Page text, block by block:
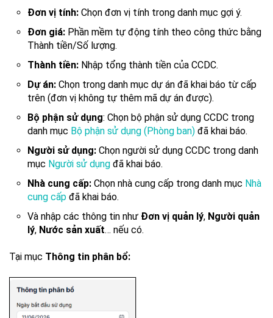
Đơn vị tính: Chọn đơn vị tính trong danh mục gợi ý.
Đơn giá: Phần mềm tự động tính theo công thức bằng
Thành tiền/Số lượng.
Thành tiền: Nhập tổng thành tiền của CCDC.
Dự án: Chọn trong danh mục dự án đã khai báo từ cấp
trên (đơn vị không tự thêm mã dự án được).
Bộ phận sử dụng: Chọn bộ phận sử dụng CCDC trong
danh mục Bộ phận sử dụng (Phòng ban) đã khai báo.
Người sử dụng: Chọn người sử dụng CCDC trong danh
mục Người sử dụng đã khai báo.
Nhà cung cấp: Chọn nhà cung cấp trong danh mục Nhà
cung cấp đã khai báo.
Và nhập các thông tin như Đơn vị quản lý, Người quản
lý, Nước sản xuất… nếu có.
Tại mục Thông tin phân bổ: